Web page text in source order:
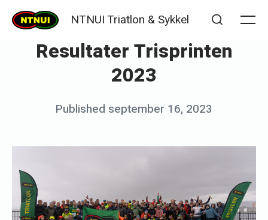
Skip
content
NTNUI Triatlon & Sykkel
Resultater Trisprinten
2023
Posted
Published september 16, 2023
p
i
k